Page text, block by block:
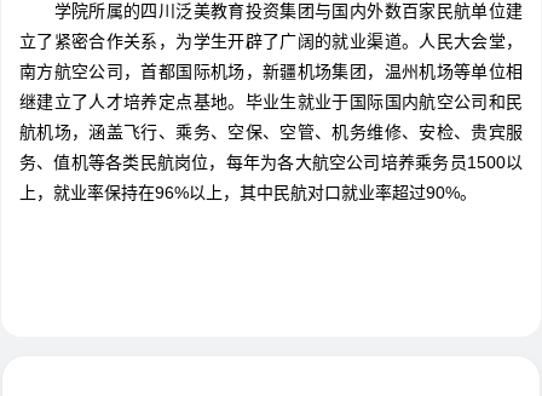
学院所属的四川泛美教育投资集团与国内外数百家民航单位建
立了紧密合作关系，为学生开辟了广阔的就业渠道。人民大会堂，
南方航空公司，首都国际机场，新疆机场集团，温州机场等单位相
继建立了人才培养定点基地。毕业生就业于国际国内航空公司和民
航机场，涵盖飞行、乘务、空保、空管、机务维修、安检、贵宾服
务、值机等各类民航岗位，每年为各大航空公司培养乘务员1500以
上，就业率保持在96%以上，其中民航对口就业率超过90%。